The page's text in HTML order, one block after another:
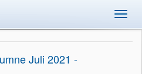
Juli 2021 -